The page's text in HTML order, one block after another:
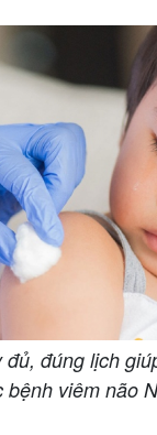
đủ, đúng lịch
bệnh viêm não